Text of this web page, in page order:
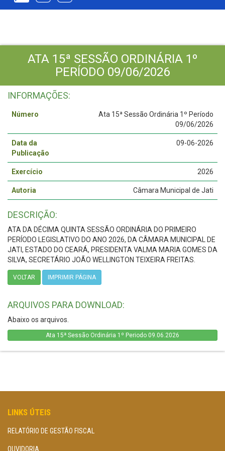
ATA 15ª SESSÃO ORDINÁRIA 1º
PERÍODO 09/06/2026
INFORMAÇÕES:
Número
Ata 15ª Sessão Ordinária 1º Período
09/06/2026
Data da
Publicação
09-06-2026
Exercício 2026
Autoria Câmara Municipal de Jati
DESCRIÇÃO:
ATA DA DÉCIMA QUINTA SESSÃO ORDINÁRIA DO PRIMEIRO
PERÍODO LEGISLATIVO DO ANO 2026, DA CÂMARA MUNICIPAL DE
JATI, ESTADO DO CEARÁ, PRESIDENTA VALMA MARIA GOMES DA
SILVA, SECRETÁRIO JOÃO WELLINGTON TEIXEIRA FREITAS.
VOLTAR IMPRIMIR PÁGINA
ARQUIVOS PARA DOWNLOAD:
Abaixo os arquivos.
Ata 15ª Sessão Ordinária 1º Periodo 09.06.2026
LINKS ÚTEIS
RELATÓRIO DE GESTÃO FISCAL
OUVIDORIA